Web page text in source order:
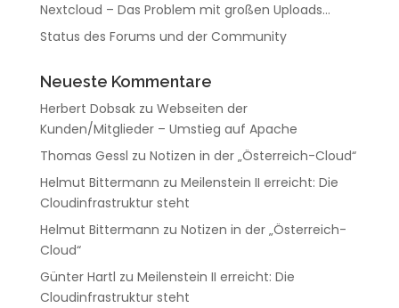
Nextcloud – Das Problem mit großen Uploads…
Status des Forums und der Community
Neueste Kommentare
Herbert Dobsakzu Webseiten der
Kunden/Mitglieder – Umstieg auf Apache
Thomas Gessl zu Notizen in der „Österreich-Cloud“
Helmut Bittermann zu Meilenstein II erreicht: Die
Cloudinfrastruktur steht
Helmut Bittermann zu Notizen in der „Österreich-
Cloud“
Günter Hartl zu Meilenstein II erreicht: Die
Cloudinfrastruktur steht